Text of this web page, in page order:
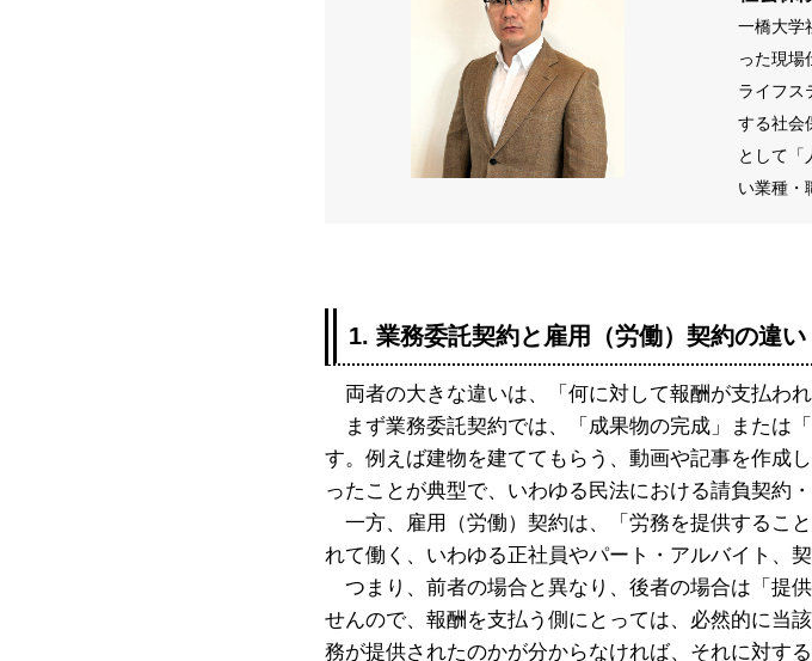
一橋大学
った現場
ライフス
する社会
として
い業種・
1. 業務委託契約と雇用（労働）契約の違い
両者の大きな違いは、「何に対して報酬が支払われ
まず業務委託契約では、「成果物の完成」または
す。例えば建物を建ててもらう、動画や記事を作成
ったことが典型で、いわゆる民法における請負契約
一方、雇用（労働）契約は、「労務を提供するこ
れて働く、いわゆる正社員やパート・アルバイト、
つまり、前者の場合と異なり、後者の場合は「提
せんので、報酬を支払う側にとっては、必然的に当
務が提供されたのかが分からなければ、それに対す